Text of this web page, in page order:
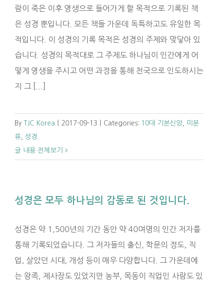
람이 죽은 이후 영생으로 들어가게 할 목적으로 기록된 책
은 성경 뿐입니다. 모든 책들 가운데 독특하고도 유일한 목
적입니다. 이 성경의 기록 목적은 성경의 주제와 맞닿아 있
습니다. 성경의 목적대로 그 주제도 하나님이 인간에게 어
떻게 영생을 주시고 어떤 과정을 통해 천국으로 인도하시는
지 그 [...]
By TJC Korea 2017-09-13 Categories: 10대 기본신앙
미분
류 성경
글 내용 전체보기
성경은 모두 하나님의 감동로 된 것입니다.
성경은 약 1,500년의 기간 동안 약 40여명의 인간 저자를
통해 기록되었습니다. 그 저자들의 출신, 학문의 정도, 직
업, 살았던 시대, 개성 등이 매우 다양합니다. 그 가운데에
는 왕족, 제사장도 있었지만 농부, 목동이 직업인 사람도 있